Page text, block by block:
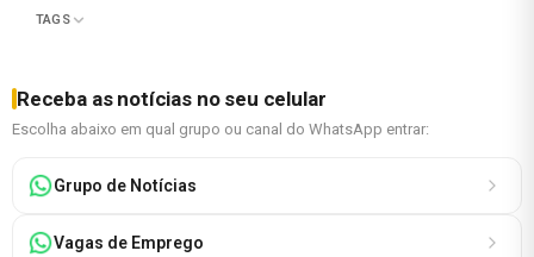
TAGS
Receba as notícias no seu celular
Escolha abaixo em qual grupo ou canal do WhatsApp entrar:
Grupo de Notícias
Vagas de Emprego